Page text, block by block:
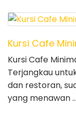
Kursi Cafe
Kursi Cafe
Terjangkau
dan restoran,
yang menawan …